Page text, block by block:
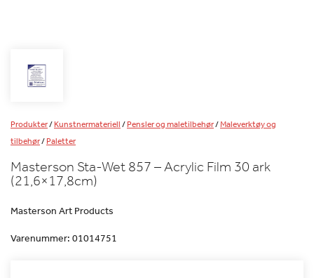
Produkter/Kunstnermateriell/Pensler og maletilbehør/Maleverktøy og
tilbehør/Paletter
Masterson Sta-Wet 857 – Acrylic Film 30 ark
(21,6×17,8cm)
Masterson Art Products
Varenummer: 01014751